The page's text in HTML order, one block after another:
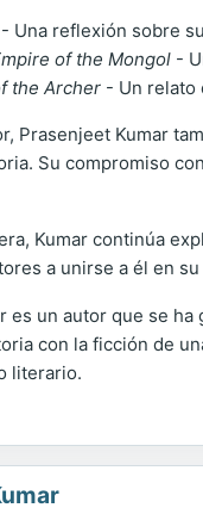
- Una reflexión sobre
of the Mongol -
the Archer - Un relato
Prasenjeet Kumar
Su compromiso
Kumar continúa
a unirse a él en
es un autor que se
con la ficción de
literario.